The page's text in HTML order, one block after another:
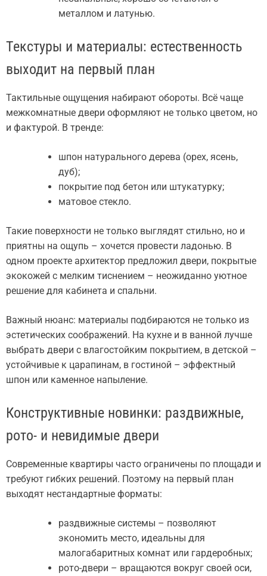
металлом и латунью.
Текстуры и материалы: естественность
выходит на первый план
Тактильные ощущения набирают обороты. Всё чаще
межкомнатные двери оформляют не только цветом, но
и фактурой. В тренде:
шпон натурального дерева (орех, ясень,
дуб);
покрытие под бетон или штукатурку;
матовое стекло.
Такие поверхности не только выглядят стильно, но и
приятны на ощупь – хочется провести ладонью. В
одном проекте архитектор предложил двери, покрытые
экокожей с мелким тиснением – неожиданно уютное
решение для кабинета и спальни.
Важный нюанс: материалы подбираются не только из
эстетических соображений. На кухне и в ванной лучше
выбрать двери с влагостойким покрытием, в детской –
устойчивые к царапинам, в гостиной – эффектный
шпон или каменное напыление.
Конструктивные новинки: раздвижные,
рото- и невидимые двери
Современные квартиры часто ограничены по площади и
требуют гибких решений. Поэтому на первый план
выходят нестандартные форматы:
раздвижные системы – позволяют
экономить место, идеальны для
малогабаритных комнат или гардеробных;
рото-двери – вращаются вокруг своей оси,